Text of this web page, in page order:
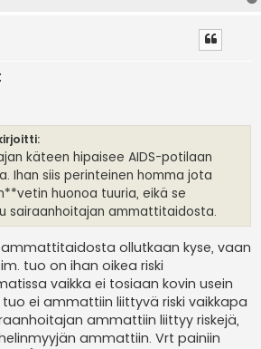
käteen hipaisee AIDS-potilaan
Ihan siis perinteinen homma jota
huonoa tuuria, eikä se
sairaanhoitajan ammattitaidosta.
ollutkaan kyse, vaan
tuo on ihan oikea riski
vaikka ei tosiaan kovin usein
tuo ei ammattiin liittyvä riski vaikkapa
ammattiin liittyy riskejä,
ammattiin. Vrt painiin